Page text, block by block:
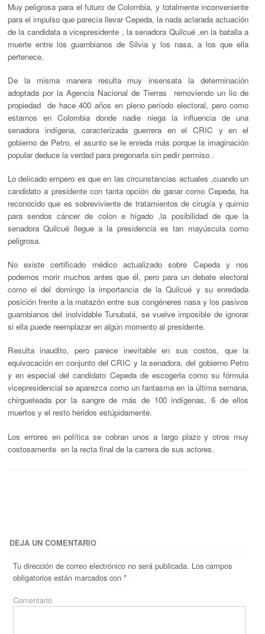
Muy peligrosa para el futuro de Colombia, y totalmente inconveniente
para el impulso que parecía llevar Cepeda, la nada aclarada actuación
de la candidata a vicepresidente , la senadora Quilcué ,en la batalla a
muerte entre los guambianos de Silvia y los nasa, a los que ella
pertenece.
De la misma manera resulta muy insensata la determinación
adoptada por la Agencia Nacional de Tierras removiendo un lio de
propiedad de hace 400 años en pleno período electoral, pero como
estamos en Colombia donde nadie niega la influencia de una
senadora indígena, caracterizada guerrera en el CRIC y en el
gobierno de Petro, el asunto se le enreda más porque la imaginación
popular deduce la verdad para pregonarla sin pedir permiso .
Lo delicado empero es que en las circunstancias actuales ,cuando un
candidato a presidente con tanta opción de ganar como Cepeda, ha
reconocido que es sobreviviente de tratamientos de cirugía y quimio
para sendos cáncer de colon e hígado ,la posibilidad de que la
senadora Quilcué llegue a la presidencia es tan mayúscula como
peligrosa.
No existe certificado médico actualizado sobre Cepeda y nos
podemos morir muchos antes que él, pero para un debate electoral
como el del domingo la importancia de la Quilcué y su enredada
posición frente a la matazón entre sus congéneres nasa y los pasivos
guambianos del inolvidable Tunubalá, se vuelve imposible de ignorar
si ella puede reemplazar en algún momento al presidente.
Resulta inaudito, pero parece inevitable en sus costos, que la
equivocación en conjunto del CRIC y la senadora, del gobierno Petro
y en especial del candidato Cepeda de escogerla como su fórmula
vicepresidencial se aparezca como un fantasma en la última semana,
chirgueteada por la sangre de más de 100 indígenas, 6 de ellos
muertos y el resto heridos estúpidamente.
Los errores en política se cobran unos a largo plazo y otros muy
costosamente en la recta final de la carrera de sus actores.
DEJA UN COMENTARIO
Tu dirección de correo electrónico no será publicada. Los campos
obligatorios están marcados con*
Comentario